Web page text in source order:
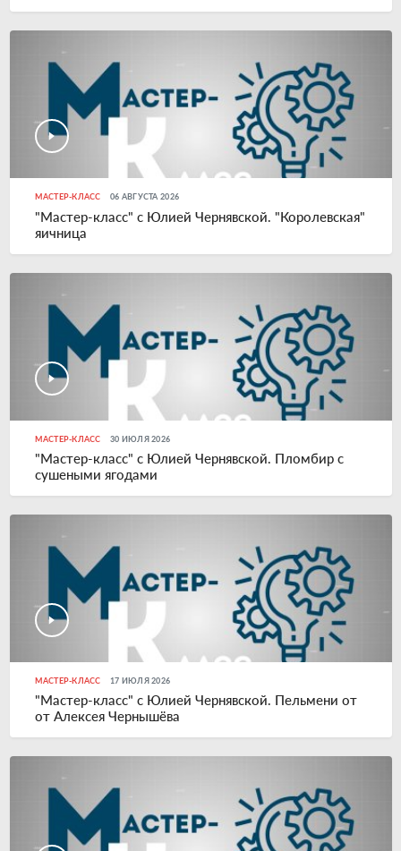
МАСТЕР-КЛАСС 06 АВГУСТА 2026
"Мастер-класс" с Юлией Чернявской. "Королевская"
яичница
МАСТЕР-КЛАСС 30 ИЮЛЯ 2026
"Мастер-класс" с Юлией Чернявской. Пломбир с
сушеными ягодами
МАСТЕР-КЛАСС 17 ИЮЛЯ 2026
"Мастер-класс" с Юлией Чернявской. Пельмени от
от Алексея Чернышёва